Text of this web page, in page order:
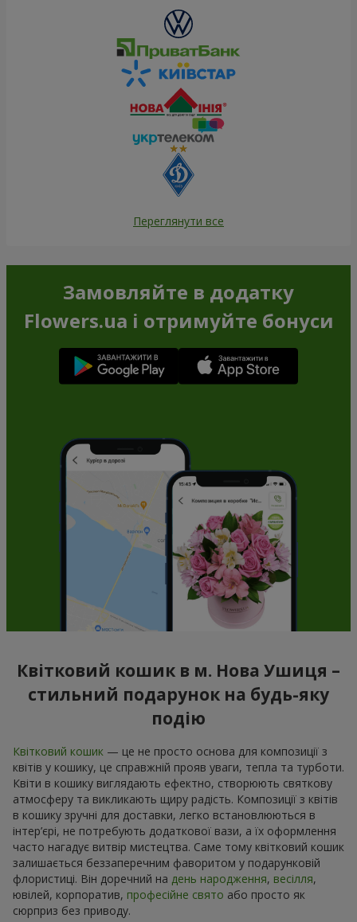
Переглянути все
Замовляйте в додатку
Flowers.ua і отримуйте бонуси
Квітковий кошик в м. Нова Ушиця –
стильний подарунок на будь-яку
подію
Квітковий кошик — це не просто основа для композиції з
квітів у кошику, це справжній прояв уваги, тепла та турботи.
Квіти в кошику виглядають ефектно, створюють святкову
атмосферу та викликають щиру радість. Композиції з квітів
в кошику зручні для доставки, легко встановлюються в
інтер’єрі, не потребують додаткової вази, а їх оформлення
часто нагадує витвір мистецтва. Саме тому квітковий кошик
залишається беззаперечним фаворитом у подарунковій
флористиці. Він доречний на день народження, весілля,
ювілей, корпоратив, професійне свято або просто як
сюрприз без приводу.